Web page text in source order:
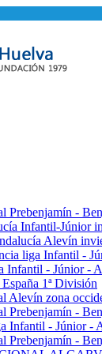
Prebenjamín -
Infantil-Júnior
Alevín
liga Infantil -
Infantil - Júnior -
1ª División
Alevín zona
Prebenjamín -
Infantil - Júnior -
Prebenjamín -